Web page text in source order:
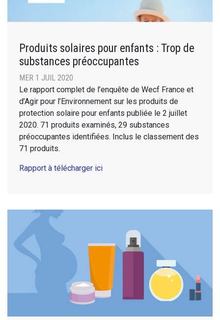
Produits solaires pour enfants : Trop de
substances préoccupantes
MER 1 JUIL 2020
Le rapport complet de l’enquête de Wecf France et
d’Agir pour l’Environnement sur les produits de
protection solaire pour enfants publiée le 2 juillet
2020. 71 produits examinés, 29 substances
préoccupantes identifiées. Inclus le classement des
71 produits.
Rapport à télécharger ici